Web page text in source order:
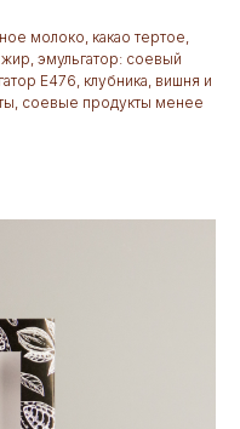
молоко, какао тертое,
эмульгатор: соевый
Е476, клубника, вишня и
соевые продукты менее